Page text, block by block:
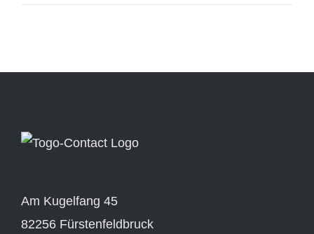
Am Kugelfang 45
82256 Fürstenfeldbruck